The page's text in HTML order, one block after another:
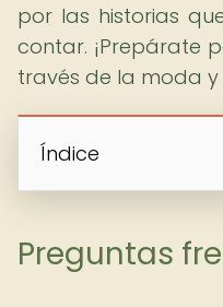
por las historias
contar. ¡Prepárate
través de la moda
Índice
Preguntas